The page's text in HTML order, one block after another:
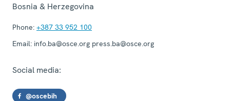
Bosnia & Herzegovina
Phone: +387 33 952 100
Email: info.ba@osce.org press.ba@osce.org
Social media:
@oscebih